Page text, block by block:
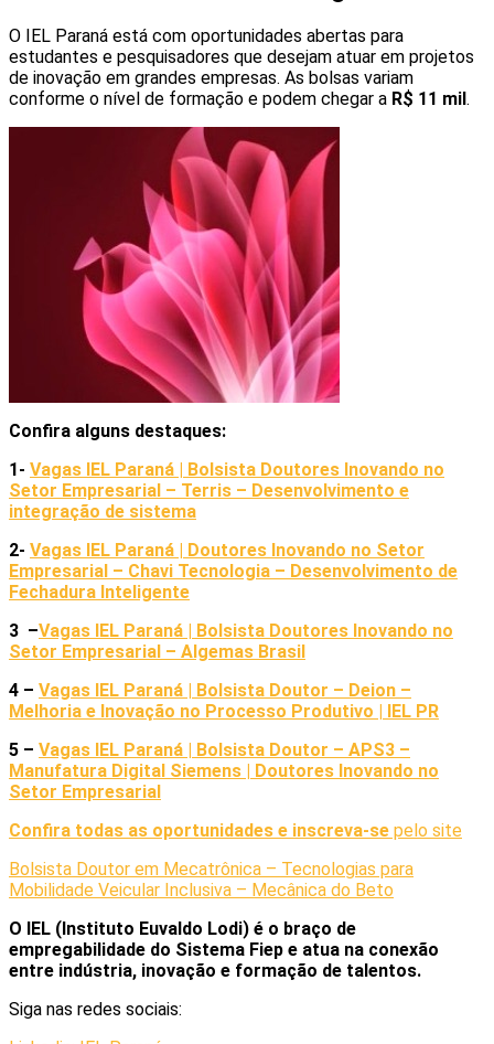
O IEL Paraná está com oportunidades abertas para
estudantes e pesquisadores que desejam atuar em projetos
de inovação em grandes empresas. As bolsas variam
conforme o nível de formação e podem chegar a R$ 11 mil .
Confira alguns destaques:
1- Vagas IEL Paraná | Bolsista Doutores Inovando no
Setor Empresarial – Terris – Desenvolvimento e
integração de sistema
2- Vagas IEL Paraná | Doutores Inovando no Setor
Empresarial – Chavi Tecnologia – Desenvolvimento de
Fechadura Inteligente
3 –Vagas IEL Paraná | Bolsista Doutores Inovando no
Setor Empresarial – Algemas Brasil
4 – Vagas IEL Paraná | Bolsista Doutor – Deion –
Melhoria e Inovação no Processo Produtivo | IEL PR
5 – Vagas IEL Paraná | Bolsista Doutor – APS3 –
Manufatura Digital Siemens | Doutores Inovando no
Setor Empresarial
Confira todas as oportunidades e inscreva-se pelo site
Bolsista Doutor em Mecatrônica – Tecnologias para
Mobilidade Veicular Inclusiva – Mecânica do Beto
O IEL (Instituto Euvaldo Lodi) é o braço de
empregabilidade do Sistema Fiep e atua na conexão
entre indústria, inovação e formação de talentos.
Siga nas redes sociais: